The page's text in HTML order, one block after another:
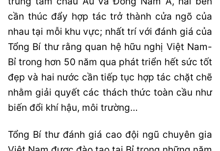
cần thúc đẩy hợp tác trở thành cửa ngõ của
nhau tại mỗi khu vực; nhất trí với đánh giá của
Tổng Bí thư rằng quan hệ hữu nghị Việt Nam-
Bỉ trong hơn 50 năm qua phát triển hết sức tốt
đẹp và hai nước cần tiếp tục hợp tác chặt chẽ
nhằm giải quyết các thách thức toàn cầu như
biến đổi khí hậu, môi trường…
Tổng Bí thư đánh giá cao đội ngũ chuyên gia